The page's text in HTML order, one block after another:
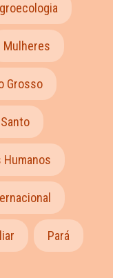
Mulheres
Grosso
Pará